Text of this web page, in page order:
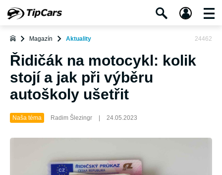
Magazín Aktuality 24462
Řidičák na motocykl: kolik
stojí a jak při výběru
autoškoly ušetřit
Naša téma Radim Šlezingr 24.05.2023